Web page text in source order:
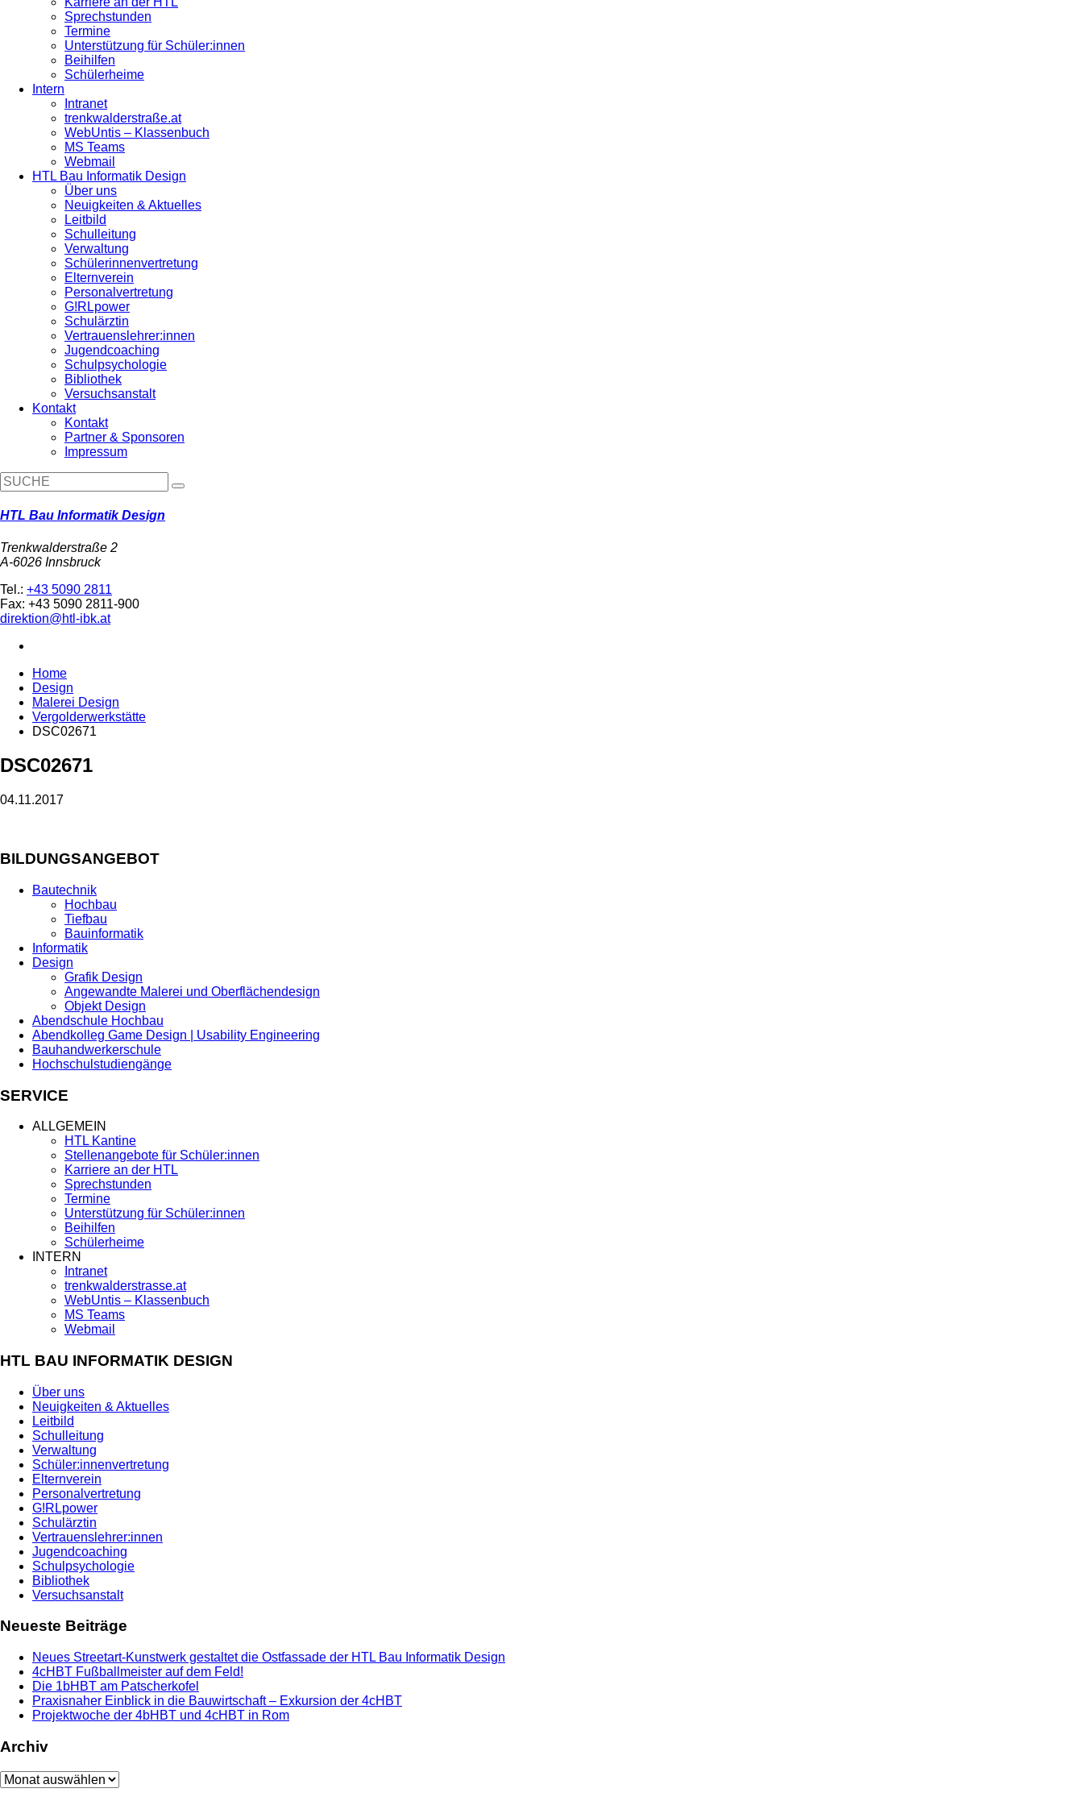
Sprechstunden
Termine
Unterstützung für Schüler:innen
Beihilfen
Schülerheime
Intern
Intranet
trenkwalderstraße.at
WebUntis – Klassenbuch
MS Teams
Webmail
HTL Bau Informatik Design
Über uns
Neuigkeiten & Aktuelles
Leitbild
Schulleitung
Verwaltung
Schülerinnenvertretung
Elternverein
Personalvertretung
G!RLpower
Schulärztin
Vertrauenslehrer:innen
Jugendcoaching
Schulpsychologie
Bibliothek
Versuchsanstalt
Kontakt
Kontakt
Partner & Sponsoren
Impressum
HTL Bau Informatik Design
Trenkwalderstraße 2
A-6026 Innsbruck
Tel.: +43 5090 2811
Fax: +43 5090 2811-900
direktion@htl-ibk.at
Home
Design
Malerei Design
Vergolderwerkstätte
DSC02671
DSC02671
04.11.2017
BILDUNGSANGEBOT
Bautechnik
Hochbau
Tiefbau
Bauinformatik
Informatik
Design
Grafik Design
Angewandte Malerei und Oberflächendesign
Objekt Design
Abendschule Hochbau
Abendkolleg Game Design | Usability Engineering
Bauhandwerkerschule
Hochschulstudiengänge
SERVICE
ALLGEMEIN
HTL Kantine
Stellenangebote für Schüler:innen
Karriere an der HTL
Sprechstunden
Termine
Unterstützung für Schüler:innen
Beihilfen
Schülerheime
INTERN
Intranet
trenkwalderstrasse.at
WebUntis – Klassenbuch
MS Teams
Webmail
HTL BAU INFORMATIK DESIGN
Über uns
Neuigkeiten & Aktuelles
Leitbild
Schulleitung
Verwaltung
Schüler:innenvertretung
Elternverein
Personalvertretung
G!RLpower
Schulärztin
Vertrauenslehrer:innen
Jugendcoaching
Schulpsychologie
Bibliothek
Versuchsanstalt
Neueste Beiträge
Neues Streetart-Kunstwerk gestaltet die Ostfassade der HTL Bau Informatik Design
4cHBT Fußballmeister auf dem Feld!
Die 1bHBT am Patscherkofel
Praxisnaher Einblick in die Bauwirtschaft – Exkursion der 4cHBT
Projektwoche der 4bHBT und 4cHBT in Rom
Archiv
Archiv